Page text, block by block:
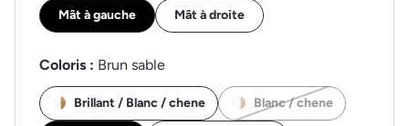
Mât à gauche Mât à droite
Coloris : Brun sable
Brillant / Blanc / chene Blanc / chene